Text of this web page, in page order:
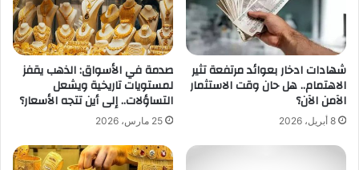
شهادات ادخار بعوائد مرتفعة تثير
الاهتمام.. هل حان وقت الاستثمار
الآمن الآن؟
8 أبريل، 2026
صدمة في الأسواق: الذهب يقفز
لمستويات تاريخية ويشعل
التساؤلات.. إلى أين تتجه الأسعار؟
25 مارس، 2026